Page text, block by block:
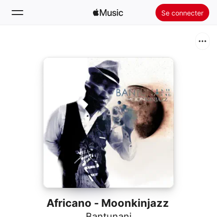
Se connecter
Installer Apple Music
Africano - Moonkinjazz